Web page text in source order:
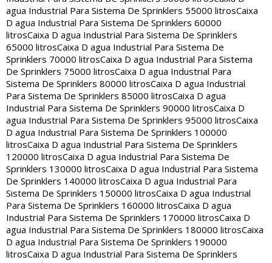
agua Industrial Para Sistema De Sprinklers 55000 litrosCaixa
D agua Industrial Para Sistema De Sprinklers 60000
litrosCaixa D agua Industrial Para Sistema De Sprinklers
65000 litrosCaixa D agua Industrial Para Sistema De
Sprinklers 70000 litrosCaixa D agua Industrial Para Sistema
De Sprinklers 75000 litrosCaixa D agua Industrial Para
Sistema De Sprinklers 80000 litrosCaixa D agua Industrial
Para Sistema De Sprinklers 85000 litrosCaixa D agua
Industrial Para Sistema De Sprinklers 90000 litrosCaixa D
agua Industrial Para Sistema De Sprinklers 95000 litrosCaixa
D agua Industrial Para Sistema De Sprinklers 100000
litrosCaixa D agua Industrial Para Sistema De Sprinklers
120000 litrosCaixa D agua Industrial Para Sistema De
Sprinklers 130000 litrosCaixa D agua Industrial Para Sistema
De Sprinklers 140000 litrosCaixa D agua Industrial Para
Sistema De Sprinklers 150000 litrosCaixa D agua Industrial
Para Sistema De Sprinklers 160000 litrosCaixa D agua
Industrial Para Sistema De Sprinklers 170000 litrosCaixa D
agua Industrial Para Sistema De Sprinklers 180000 litrosCaixa
D agua Industrial Para Sistema De Sprinklers 190000
litrosCaixa D agua Industrial Para Sistema De Sprinklers